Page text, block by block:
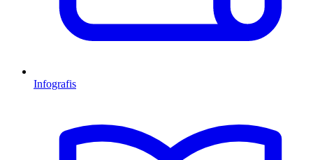
Infografis